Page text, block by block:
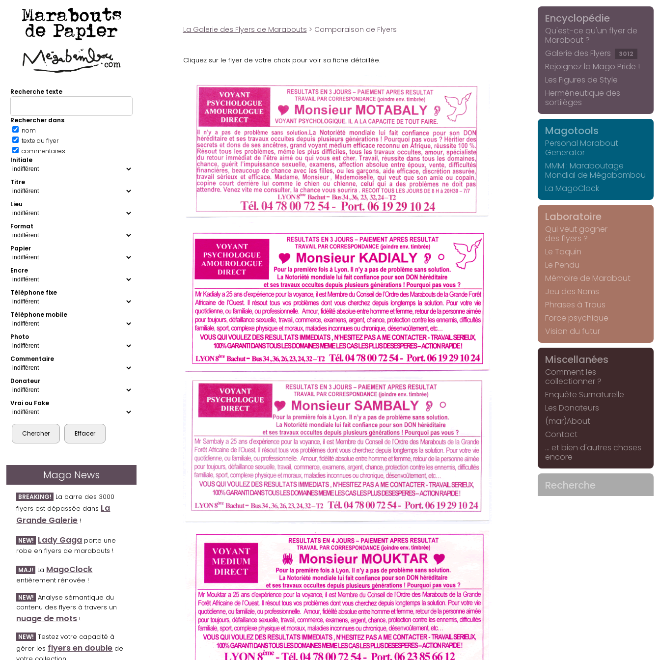
Marabouts
de Papier
Recherche texte
Rechercher dans
nom
texte du flyer
commentaires
Initiale
Titre
Lieu
Format
Papier
Encre
Téléphone fixe
Téléphone mobile
Photo
Commentaire
Donateur
Vrai ou Fake
Mago News
BREAKING! La barre des 3000
flyers est dépassée dans La
Grande Galerie !
NEW! Lady Gaga porte une
robe en flyers de marabouts !
MAJ! La MagoClock
entièrement rénovée !
NEW! Analyse sémantique du
contenu des flyers à travers un
nuage de mots !
NEW! Testez votre capacité à
gérer les flyers en double de
La Galerie des Flyers de Marabouts > Comparaison de Flyers
Cliquez sur le flyer de votre choix pour voir sa fiche détaillée.
Encyclopédie
Qu'est-ce qu'un flyer de
Marabout ?
Galerie des Flyers
3012
Rejoignez la Mago Pride !
Les Figures de Style
Herméneutique des
sortilèges
Magotools
Personal Marabout
Generator
MMM : Maraboutage
Mondial de Mégabambou
La MagoClock
Laboratoire
Qui veut gagner
des flyers ?
Le Taquin
Le Pendu
Mémoire de Marabout
Jeu des Noms
Phrases à Trous
Force psychique
Vision du futur
Miscellanées
Comment les
collectionner ?
Enquête Surnaturelle
Les Donateurs
(mar)About
Contact
... et bien d'autres choses
encore
Recherche